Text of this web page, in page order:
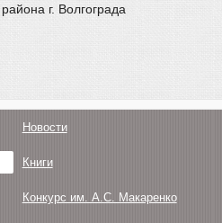
г. Волгограда
Новости
Книги
Конкурс им. А.С. Макаренко